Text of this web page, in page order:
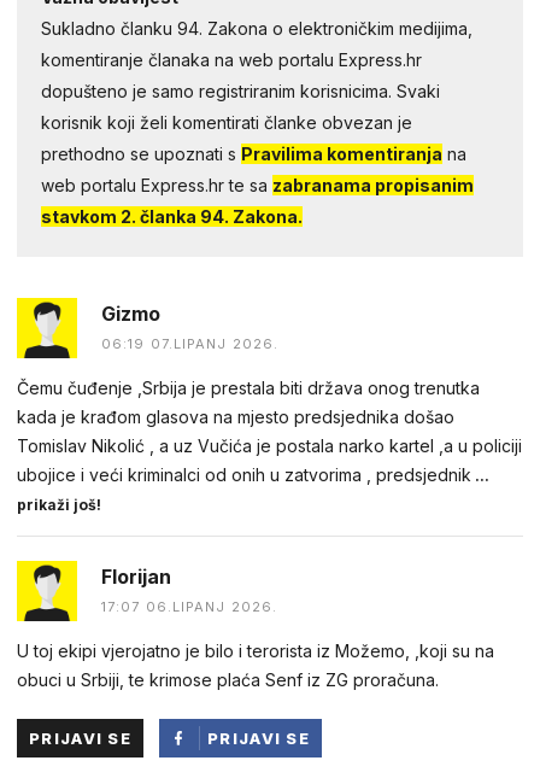
Sukladno članku 94. Zakona o elektroničkim medijima,
komentiranje članaka na web portalu Express.hr
dopušteno je samo registriranim korisnicima. Svaki
korisnik koji želi komentirati članke obvezan je
prethodno se upoznati s Pravilima komentiranja na
web portalu Express.hr te sa zabranama propisanim
stavkom 2. članka 94. Zakona.
Gizmo
06:19 07.LIPANJ 2026.
Čemu čuđenje ,Srbija je prestala biti država onog trenutka
kada je krađom glasova na mjesto predsjednika došao
Tomislav Nikolić , a uz Vučića je postala narko kartel ,a u policiji
ubojice i veći kriminalci od onih u zatvorima , predsjednik ...
prikaži još!
Florijan
17:07 06.LIPANJ 2026.
U toj ekipi vjerojatno je bilo i terorista iz Možemo, ,koji su na
obuci u Srbiji, te krimose plaća Senf iz ZG proračuna.
PRIJAVI SE
PRIJAVI SE